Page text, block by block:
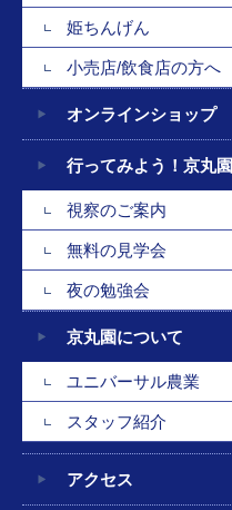
姫ちんげん
小売店/飲食店の方へ
オンラインショップ
行ってみよう！京丸園
視察のご案内
無料の見学会
夜の勉強会
京丸園について
ユニバーサル農業
スタッフ紹介
アクセス